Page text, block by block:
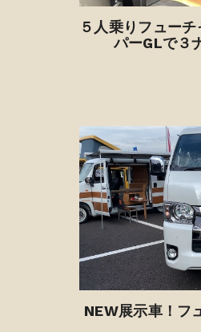
５人乗りフュー
パーGLで３
NEW展示車！フ